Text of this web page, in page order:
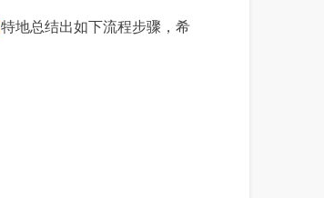
特地总结出如下流程步骤，希